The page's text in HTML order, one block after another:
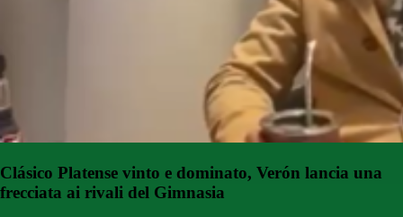
Clásico Platense vinto e dominato, Verón lancia una
frecciata ai rivali del Gimnasia